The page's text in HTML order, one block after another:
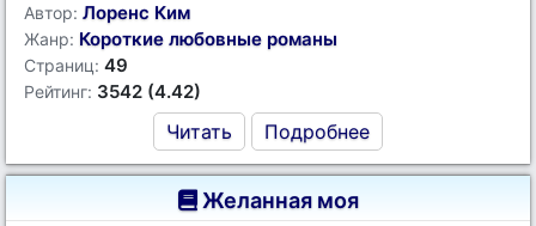
Автор: Лоренс Ким
Жанр: Короткие любовные романы
Страниц: 49
Рейтинг: 3542 (4.42)
Читать Подробнее
Желанная моя